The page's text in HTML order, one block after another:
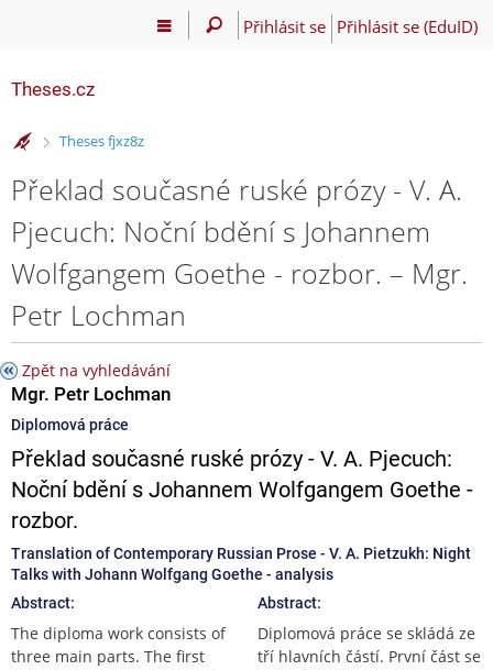
Přihlásit se Přihlásit se (EduID)
Theses.cz
>
Theses fjxz8z
Překlad současné ruské prózy - V. A.
Pjecuch: Noční bdění s Johannem
Wolfgangem Goethe - rozbor. – Mgr.
Petr Lochman
Zpět na vyhledávání
Mgr. Petr Lochman
Diplomová práce
Překlad současné ruské prózy - V. A. Pjecuch:
Noční bdění s Johannem Wolfgangem Goethe -
rozbor.
Translation of Contemporary Russian Prose - V. A. Pietzukh: Night
Talks with Johann Wolfgang Goethe - analysis
Abstract:
The diploma work consists of
three main parts. The first
Abstract:
Diplomová práce se skládá ze
tří hlavních částí. První část se